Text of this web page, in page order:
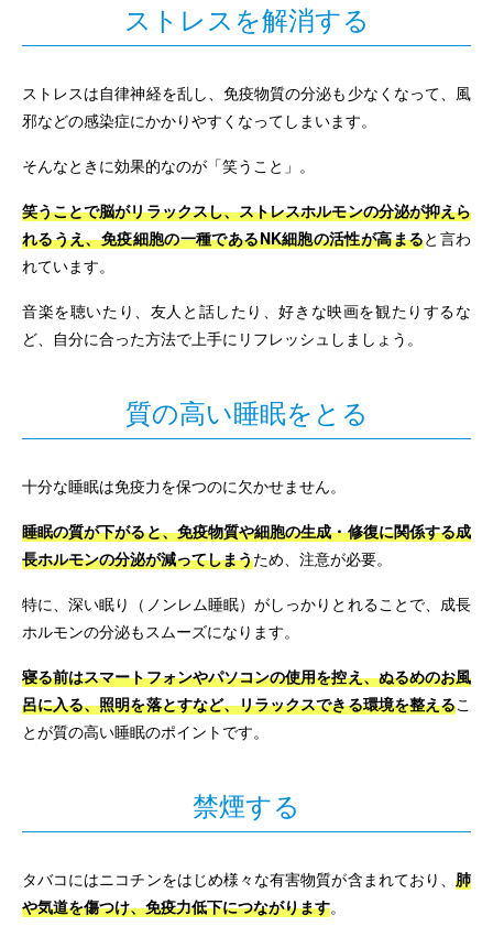
ストレスを解消する
ストレスは自律神経を乱し、免疫物質の分泌も少なくなって、風
邪などの感染症にかかりやすくなってしまいます。
そんなときに効果的なのが「笑うこと」。
笑うことで脳がリラックスし、ストレスホルモンの分泌が抑えら
れるうえ、免疫細胞の一種であるNK細胞の活性が高まると言わ
れています。
音楽を聴いたり、友人と話したり、好きな映画を観たりするな
ど、自分に合った方法で上手にリフレッシュしましょう。
質の高い睡眠をとる
十分な睡眠は免疫力を保つのに欠かせません。
睡眠の質が下がると、免疫物質や細胞の生成・修復に関係する成
長ホルモンの分泌が減ってしまうため、注意が必要。
特に、深い眠り（ノンレム睡眠）がしっかりとれることで、成長
ホルモンの分泌もスムーズになります。
寝る前はスマートフォンやパソコンの使用を控え、ぬるめのお風
呂に入る、照明を落とすなど、リラックスできる環境を整えるこ
とが質の高い睡眠のポイントです。
禁煙する
タバコにはニコチンをはじめ様々な有害物質が含まれており、 肺
や気道を傷つけ、免疫力低下につながります。